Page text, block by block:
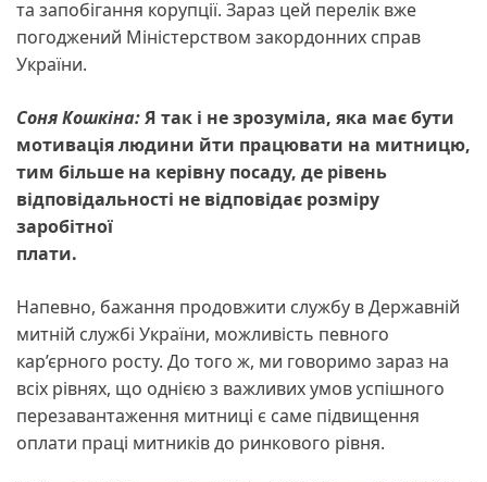
та запобігання корупції. Зараз цей перелік вже
погоджений Міністерством закордонних справ
України.
Соня Кошкіна:Я так і не зрозуміла, яка має бути
мотивація людини йти працювати на митницю,
тим більше на керівну посаду, де рівень
відповідальності не відповідає розміру
заробітної
плати.
Напевно, бажання продовжити службу в Державній
митній службі України, можливість певного
кар’єрного росту. До того ж, ми говоримо зараз на
всіх рівнях, що однією з важливих умов успішного
перезавантаження митниці є саме підвищення
оплати праці митників до ринкового рівня.